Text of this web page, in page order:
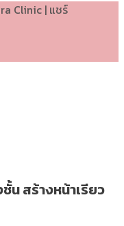
Clinic | แชร์
น สร้างหน้าเรียว